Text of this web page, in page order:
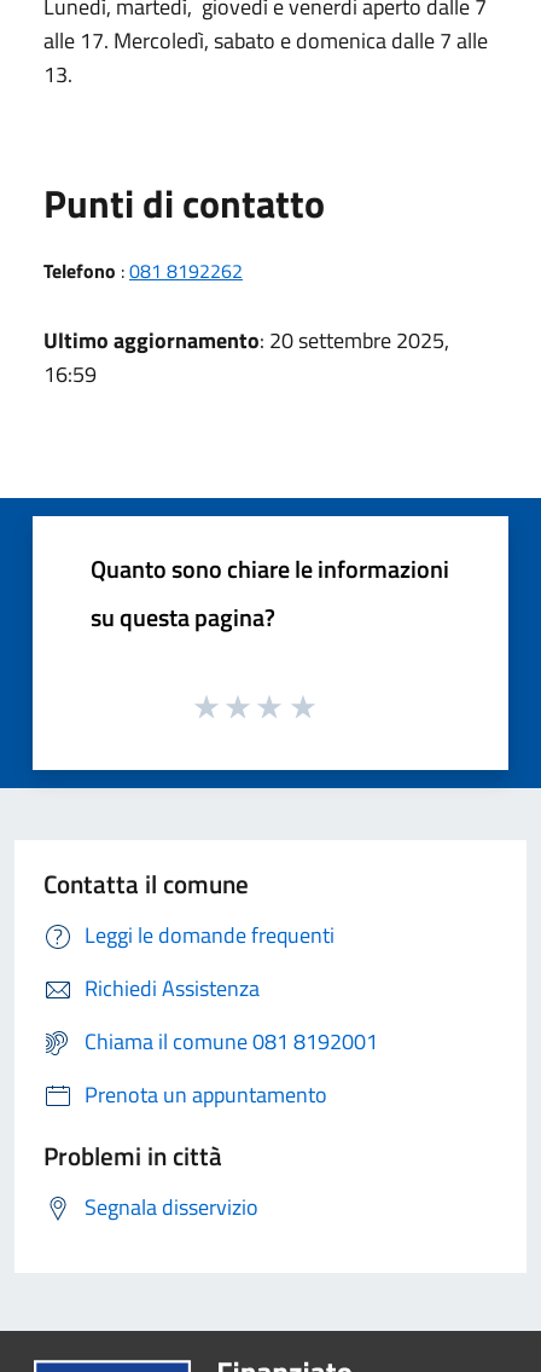
Lunedì, martedì, giovedì e venerdi aperto dalle 7
alle 17. Mercoledì, sabato e domenica dalle 7 alle
13.
Punti di contatto
Telefono :081 8192262
Ultimo aggiornamento: 20 settembre 2025,
16:59
Quanto sono chiare le informazioni
su questa pagina?
Contatta il comune
Leggi le domande frequenti
Richiedi Assistenza
Chiama il comune 081 8192001
Prenota un appuntamento
Problemi in città
Segnala disservizio